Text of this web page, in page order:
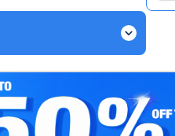
expand_more